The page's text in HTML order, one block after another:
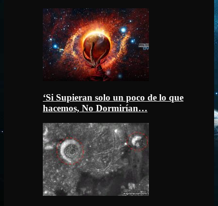
‘Si Supieran solo un poco de lo que
hacemos, No Dormirían…